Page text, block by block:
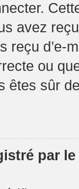
avez
reçu d’e-
ou
êtes sûr
par